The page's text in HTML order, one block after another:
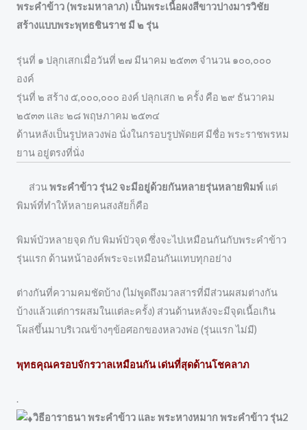
พระคำข้าว (พระมหาลาภ) เป็นพระเนื้อผงสีขาวปางมารวิชัย
สร้างแบบพระพุทธชินราช มี ๒ รุ่น
รุ่นที่ ๑ ปลุกเสกเมื่อวันที่ ๒๗ มีนาคม ๒๕๓๓ จำนวน ๑๐๐,๐๐๐
องค์
รุ่นที่ ๒ สร้าง ๕,๐๐๐,๐๐๐ องค์ ปลุกเสก ๒ ครั้ง คือ ๒๙ ธันวาคม
๒๕๓๓ และ ๒๘ พฤษภาคม ๒๕๓๔
ด้านหลังเป็นรูปหลวงพ่อ นั่งในกรอบรูปพัดยศ มีชื่อ พระราชพรหม
ยาน อยู่ตรงที่นั่ง
ส่วนพระคำข้าว รุ่น2 จะมีอยู่ด้วยกันหลายรุ่นหลายพิมพ์ แต่
พิมพ์ที่ทำให้หลายคนสงสัยก็คือ
พิมพ์บัวหลายจุด กับ พิมพ์บัวจุด ซึ่งจะไปเหมือนกันกับพระคำข้าว
รุ่นแรก ด้านหน้าองค์พระจะเหมือนกันแทบทุกอย่าง
ต่างกันที่ความคมชัดบ้าง (ไม่พูดถึงมวลสารที่มีส่วนผสมต่างกัน
บ้างแล้วแต่การผสมในแต่ละครั้ง) ส่วนด้านหลังจะมีจุดเนื้อเกิน
โผล่ขึ้นมาบริเวณข้างๆข้อศอกของหลวงพ่อ (รุ่นแรก ไม่มี)
พุทธคุณครอบจักรวาลเหมือนกัน เด่นที่สุดด้านโชคลาภ
.
วิธีอาราธนา พระคำข้าว และ พระหางหมาก พระคำข้าว รุ่น2